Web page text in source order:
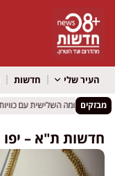
העיר שלי חדשות
מבזקים
חדשות ת"א – יפו